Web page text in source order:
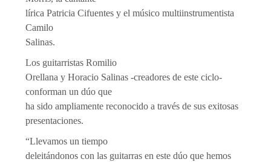
lírica Patricia Cifuentes y el músico multiinstrumentista
Camilo
Salinas.
Los guitarristas Romilio
Orellana y Horacio Salinas -creadores de este ciclo-
conforman un dúo que
ha sido ampliamente reconocido a través de sus exitosas
presentaciones.
“Llevamos un tiempo
deleitándonos con las guitarras en este dúo que hemos